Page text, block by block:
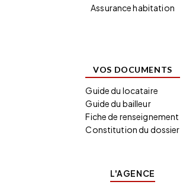
Assurance habitation
VOS DOCUMENTS
Guide du locataire
Guide du bailleur
Fiche de renseignement
Constitution du dossier
L'AGENCE